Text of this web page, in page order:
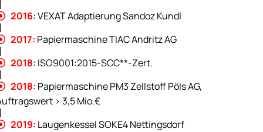
2016:VEXAT Adaptierung Sandoz Kundl
2017: Papiermaschine TIAC Andritz AG
2018: ISO9001:2015-SCC**-Zert.
2018: Papiermaschine PM3 Zellstoff Pöls AG,
> 3,5 Mio.€
2019: Laugenkessel SOKE4 Nettingsdorf